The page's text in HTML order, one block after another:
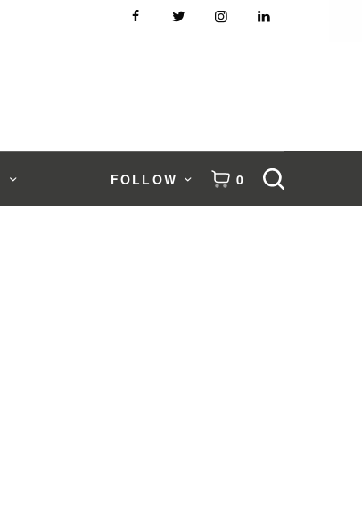
FOLLOW 0